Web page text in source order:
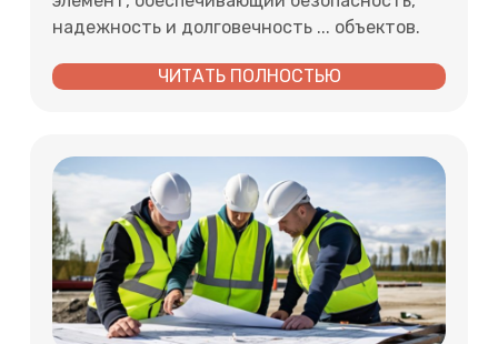
надежность и долговечность ... объектов.
ЧИТАТЬ ПОЛНОСТЬЮ